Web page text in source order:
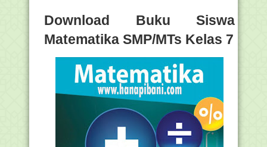
Download Buku Siswa
Matematika SMP/MTs Kelas 7